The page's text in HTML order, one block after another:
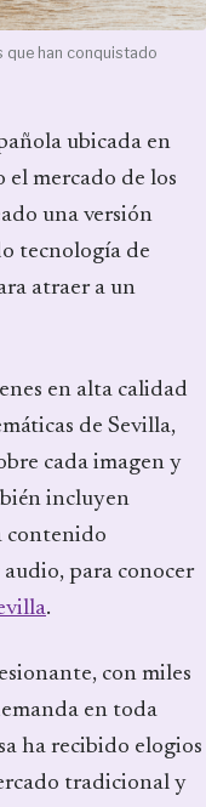
han conquistado
ubicada en
el mercado de los
una versión
tecnología de
atraer a un
en alta calidad
de Sevilla,
cada imagen y
incluyen
contenido
para conocer
.
con miles
en toda
ha recibido elogios
tradicional y